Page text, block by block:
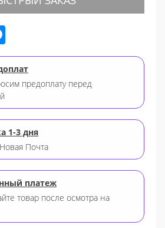
предоплату перед
1-3 дня
Почта
платеж
товар после осмотра на